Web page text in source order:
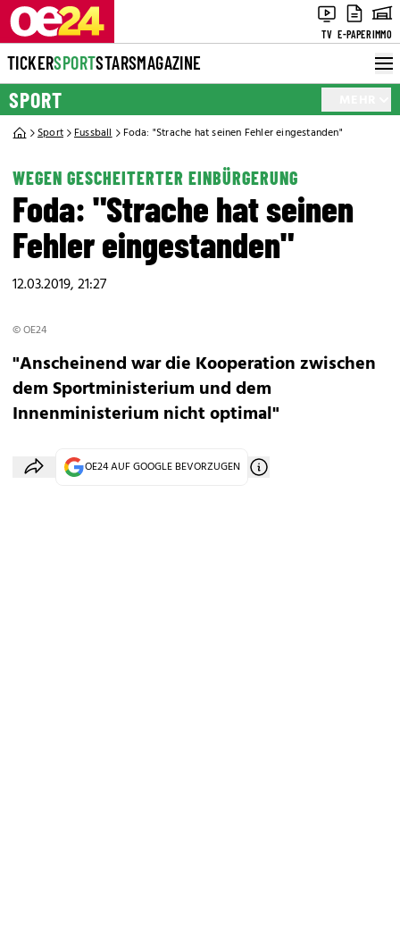
TV E-PAPERIMMO
TICKERSPORTSTARSMAGAZINE
SPORT
Sport Fussball Foda: "Strache hat seinen Fehler eingestanden"
WEGEN GESCHEITERTER EINBÜRGERUNG
Foda: "Strache hat seinen
Fehler eingestanden"
12.03.2019, 21:27
© OE24
"Anscheinend war die Kooperation zwischen
dem Sportministerium und dem
Innenministerium nicht optimal"
OE24 AUF GOOGLE BEVORZUGEN